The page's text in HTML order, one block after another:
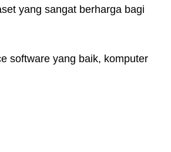
yang sangat berharga bagi
software yang baik, komputer